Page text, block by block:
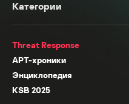
Категории
Threat Response
APT-хроники
Энциклопедия
KSB 2025